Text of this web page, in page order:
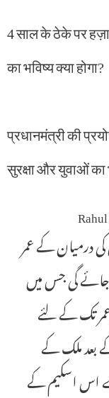
4 साल के ठेके पर
का भविष्य क्या होगा?
प्रधानमंत्री की
सुरक्षा और युवाओं
میں 17سال سے 21سال کی درمیان کے عمر
گی جس میں
زائد عمر تک کے لئے
بعد ملک کے
اس اسکیم کے